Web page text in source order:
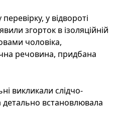
у відвороті
згорток в ізоляційній
чоловіка,
речовина, придбана
викликали слідчо-
детально встановлювала